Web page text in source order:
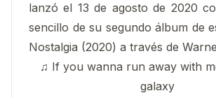
lanzó el 13 de agosto de 2020
sencillo de su segundo álbum de
Nostalgia (2020) a través de
♫ If you wanna run away with
galaxy